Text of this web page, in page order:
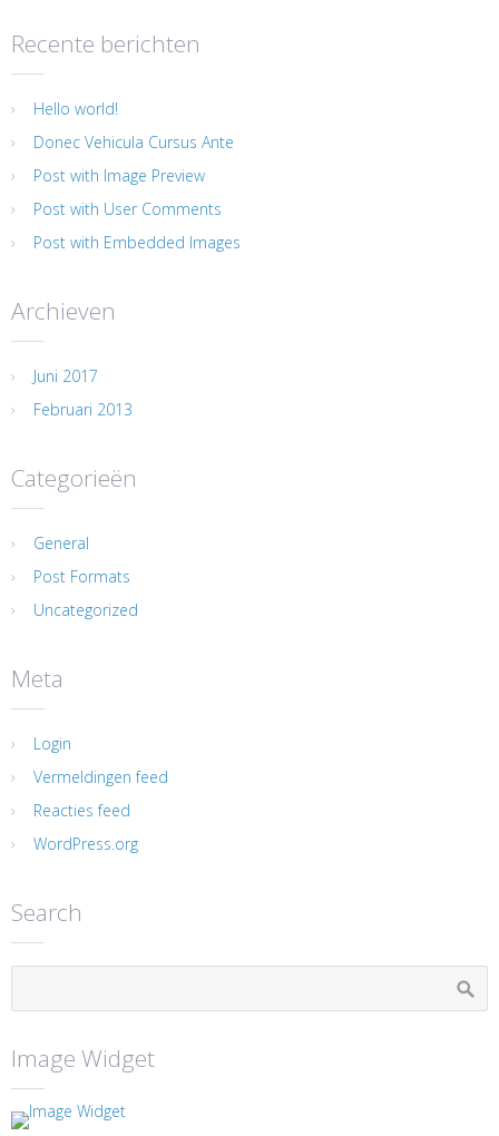
Recente berichten
Hello world!
Donec Vehicula Cursus Ante
Post with Image Preview
Post with User Comments
Post with Embedded Images
Archieven
Juni 2017
Februari 2013
Categorieën
General
Post Formats
Uncategorized
Meta
Login
Vermeldingen feed
Reacties feed
WordPress.org
Search
Image Widget